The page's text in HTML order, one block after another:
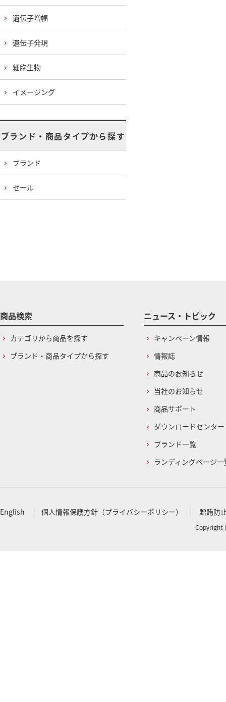
遺伝子増幅
遺伝子発現
細胞生物
イメージング
ブランド・商品タイプから探す
ブランド
セール
商品検索
カテゴリから商品を探す
ブランド・商品タイプから探す
ニュース・トピック
キャンペーン情報
情報誌
商品のお知らせ
当社のお知らせ
商品サポート
ダウンロードセンター
ブランド一覧
ランディングページ一
English 個人情報保護方針（プライバシーポリシー） 贈賄防
Copyright